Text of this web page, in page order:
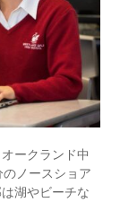
ークランド中
ノースショア
湖やビーチな